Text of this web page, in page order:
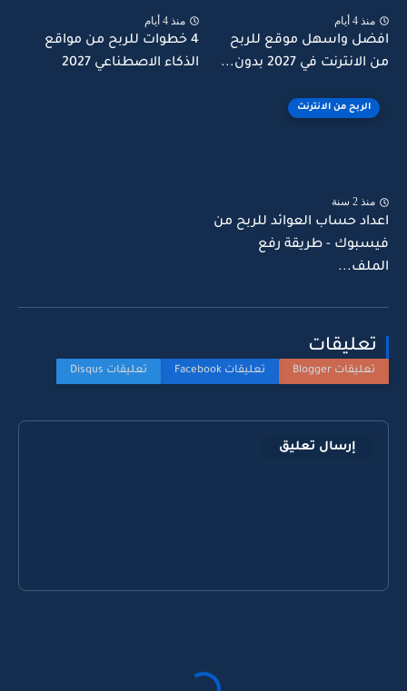
منذ 4 أيام
افضل واسهل موقع للربح
من الانترنت في 2027 بدون...
منذ 4 أيام
4 خطوات للربح من مواقع
الذكاء الاصطناعي 2027
الربح من الانترنت
منذ 2 سنة
اعداد حساب العوائد للربح من
فيسبوك - طريقة رفع
الملف...
تعليقات
إرسال تعليق